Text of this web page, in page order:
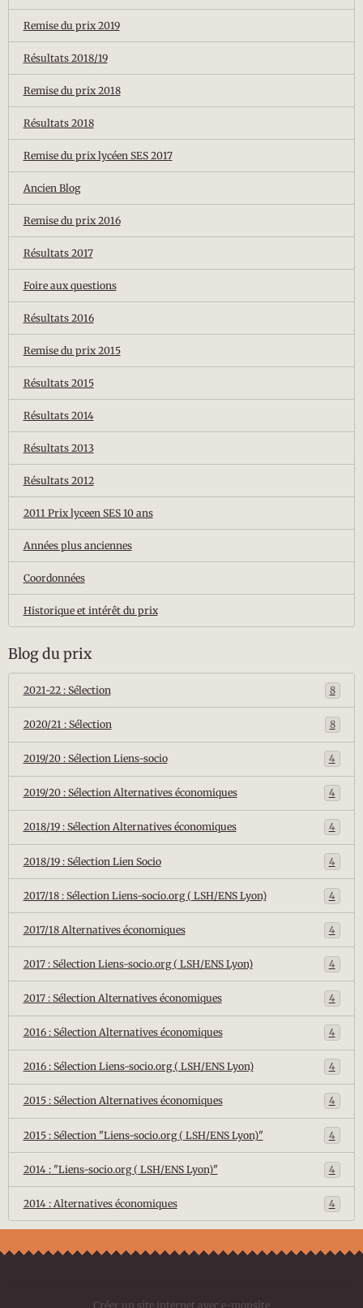
Remise du prix 2019
Résultats 2018/19
Remise du prix 2018
Résultats 2018
Remise du prix lycéen SES 2017
Ancien Blog
Remise du prix 2016
Résultats 2017
Foire aux questions
Résultats 2016
Remise du prix 2015
Résultats 2015
Résultats 2014
Résultats 2013
Résultats 2012
2011 Prix lyceen SES 10 ans
Années plus anciennes
Coordonnées
Historique et intérêt du prix
Blog du prix
2021-22 : Sélection 8
2020/21 : Sélection 8
2019/20 : Sélection Liens-socio 4
2019/20 : Sélection Alternatives économiques 4
2018/19 : Sélection Alternatives économiques 4
2018/19 : Sélection Lien Socio 4
2017/18 : Sélection Liens-socio.org ( LSH/ENS Lyon) 4
2017/18 Alternatives économiques 4
2017 : Sélection Liens-socio.org ( LSH/ENS Lyon) 4
2017 : Sélection Alternatives économiques 4
2016 : Sélection Alternatives économiques 4
2016 : Sélection Liens-socio.org ( LSH/ENS Lyon) 4
2015 : Sélection Alternatives économiques 4
2015 : Sélection "Liens-socio.org ( LSH/ENS Lyon)" 4
2014 : "Liens-socio.org ( LSH/ENS Lyon)" 4
2014 : Alternatives économiques 4
Créer un site internet avec e-monsite